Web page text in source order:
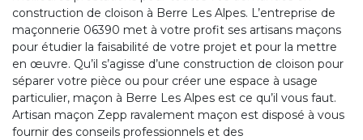
construction de cloison à Berre Les Alpes. L’entreprise de
maçonnerie 06390 met à votre profit ses artisans maçons
pour étudier la faisabilité de votre projet et pour la mettre
en œuvre. Qu’il s’agisse d’une construction de cloison pour
séparer votre pièce ou pour créer une espace à usage
particulier, maçon à Berre Les Alpes est ce qu’il vous faut.
Artisan maçon Zepp ravalement maçon est disposé à vous
fournir des conseils professionnels et des